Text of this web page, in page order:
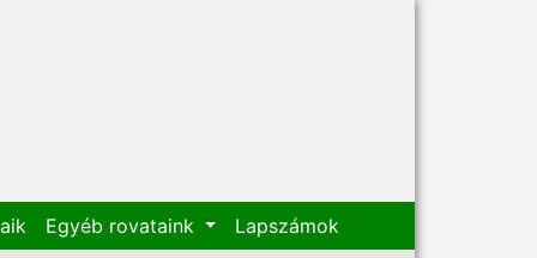
Egyéb rovataink Lapszámok